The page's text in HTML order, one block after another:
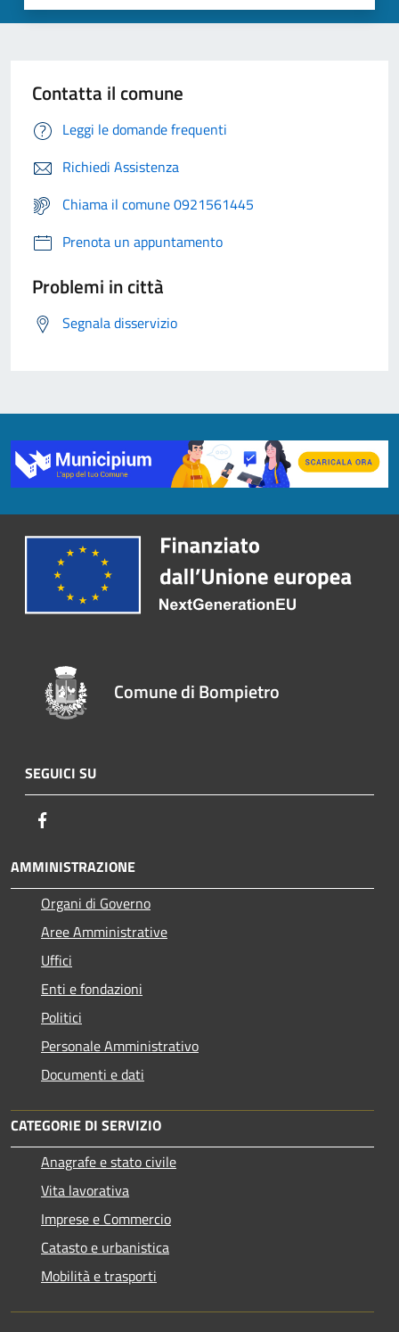
Contatta il comune
Leggi le domande frequenti
Richiedi Assistenza
Chiama il comune 0921561445
Prenota un appuntamento
Problemi in città
Segnala disservizio
Comune di Bompietro
SEGUICI SU
AMMINISTRAZIONE
Organi di Governo
Aree Amministrative
Uffici
Enti e fondazioni
Politici
Personale Amministrativo
Documenti e dati
CATEGORIE DI SERVIZIO
Anagrafe e stato civile
Vita lavorativa
Imprese e Commercio
Catasto e urbanistica
Mobilità e trasporti